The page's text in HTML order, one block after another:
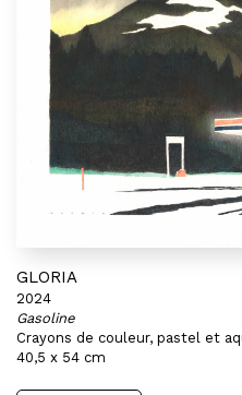
GLORIA
2024
Gasoline
Crayons de couleur, pastel et
40,5 x 54 cm